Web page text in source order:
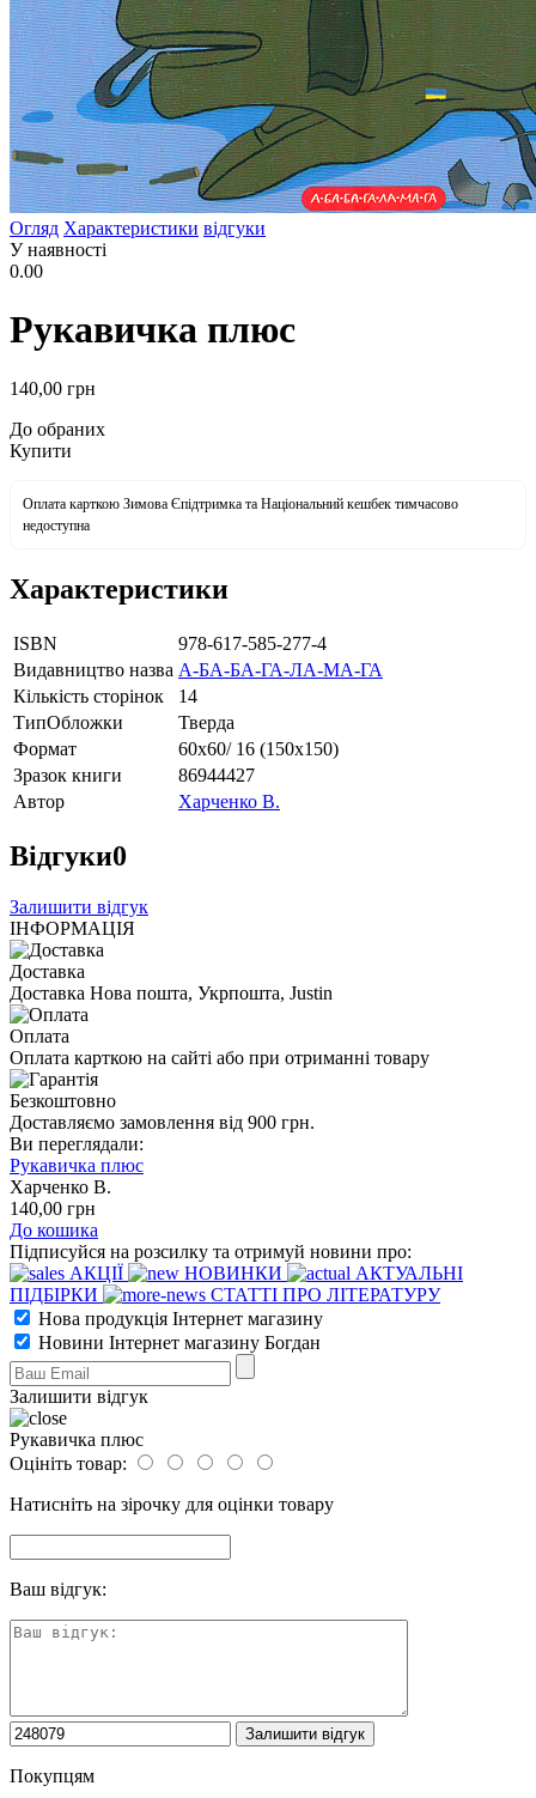
Огляд Характеристики відгуки
У наявності
0.00
Рукавичка плюс
140,00 грн
До обраних
Купити
Оплата карткою Зимова Єпідтримка та Національний кешбек тимчасово
недоступна
Характеристики
ISBN
978-617-585-277-4
Видавництво назва А-БА-БА-ГА-ЛА-МА-ГА
Кількість сторінок
14
ТипОбложки
Тверда
Формат
60х60/ 16 (150х150)
Зразок книги
86944427
Автор
Харченко В.
Відгуки0
Залишити відгук
ІНФОРМАЦІЯ
Доставка
Доставка Нова пошта, Укрпошта, Justin
Оплата
Оплата карткою на сайті або при отриманні товару
Безкоштовно
Доставляємо замовлення від 900 грн.
Ви переглядали:
Рукавичка плюс
Харченко В.
140,00 грн
До кошика
Підписуйся на розсилку та отримуй новини про:
АКЦІЇ
НОВИНКИ
АКТУАЛЬНІ
ПІДБІРКИ
СТАТТІ ПРО ЛІТЕРАТУРУ
Нова продукція Інтернет магазину
Новини Інтернет магазину Богдан
Залишити відгук
Рукавичка плюс
Оцініть товар:
Натисніть на зірочку для оцінки товару
Ваш відгук:
Покупцям